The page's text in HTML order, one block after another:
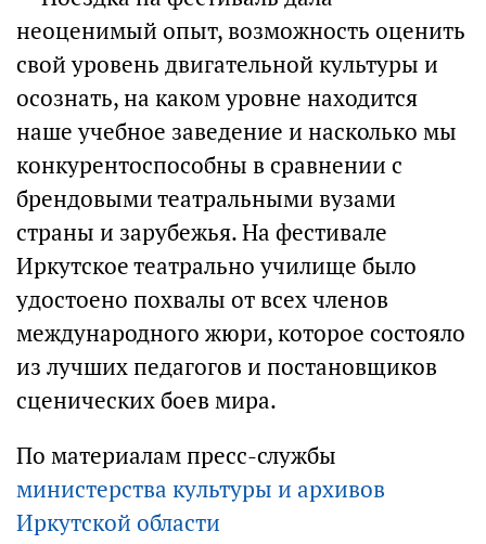
неоценимый опыт, возможность оценить
свой уровень двигательной культуры и
осознать, на каком уровне находится
наше учебное заведение и насколько мы
конкурентоспособны в сравнении с
брендовыми театральными вузами
страны и зарубежья. На фестивале
Иркутское театрально училище было
удостоено похвалы от всех членов
международного жюри, которое состояло
из лучших педагогов и постановщиков
сценических боев мира.
По материалам пресс-службы
министерства культуры и архивов
Иркутской области